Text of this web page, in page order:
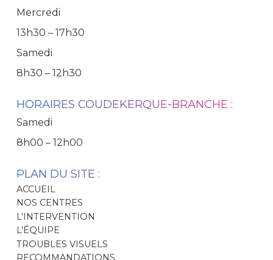
Mercredi
13h30 – 17h30
Samedi
8h30 – 12h30
HORAIRES COUDEKERQUE-BRANCHE :
Samedi
8h00 – 12h00
PLAN DU SITE :
ACCUEIL
NOS CENTRES
L’INTERVENTION
L’ÉQUIPE
TROUBLES VISUELS